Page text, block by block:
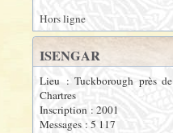
Hors ligne
ISENGAR
Lieu : Tuckborough près de
Chartres
Inscription : 2001
Messages : 5 117